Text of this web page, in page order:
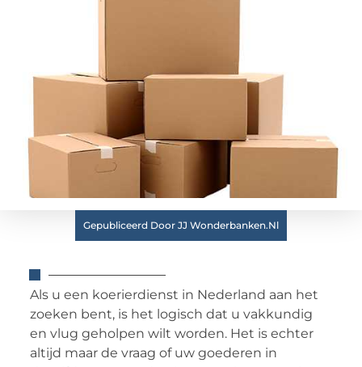
Gepubliceerd Door JJ Wonderbanken.nl
Als u een koerierdienst in Nederland aan het
zoeken bent, is het logisch dat u vakkundig
en vlug geholpen wilt worden. Het is echter
altijd maar de vraag of uw goederen in